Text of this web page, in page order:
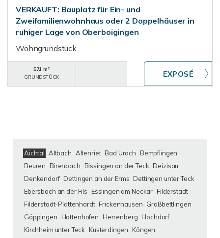
VERKAUFT: Bauplatz für Ein- und
Zweifamilienwohnhaus oder 2 Doppelhäuser in
ruhiger Lage von Oberboigingen
Wohngrundstück
571 m²
GRUNDSTÜCK
Aichtal Altbach Altenriet Bad Urach
Bempflingen
Beuren
Birenbach Bissingen an der Teck Deizisau
Denkendorf Dettingen an der Erms Dettingen unter Teck
Ebersbach an der Fils
Esslingen am Neckar Filderstadt
Filderstadt-Plattenhardt Frickenhausen Großbettlingen
Göppingen
Hattenhofen Herrenberg Hochdorf
Kirchheim unter Teck
Kusterdingen
Köngen